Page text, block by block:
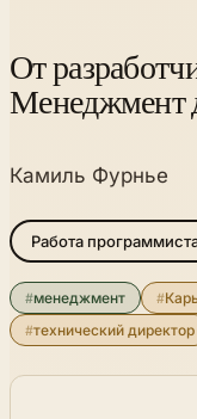
От
Менеджмент
Камиль Фурнье
Работа
#менеджмент #
#технический директор